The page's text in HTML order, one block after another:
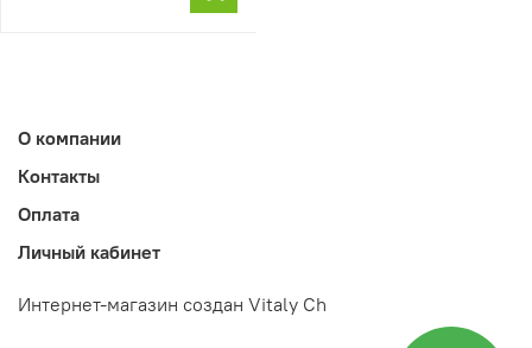
О компании
Контакты
Оплата
Личный кабинет
Интернет-магазин создан Vitaly Ch